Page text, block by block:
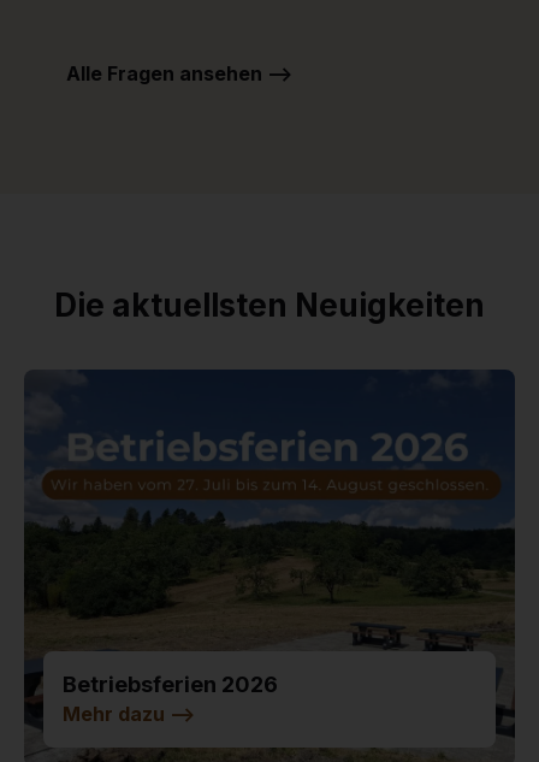
Alle Fragen ansehen -->
Die aktuellsten Neuigkeiten
Betriebsferien 2026
Mehr dazu -->